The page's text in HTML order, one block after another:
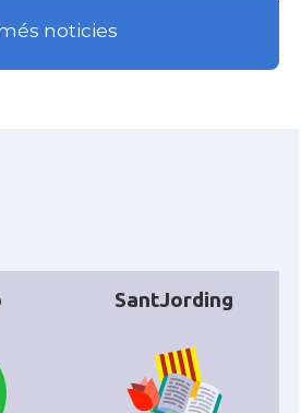
noticies
SantJording